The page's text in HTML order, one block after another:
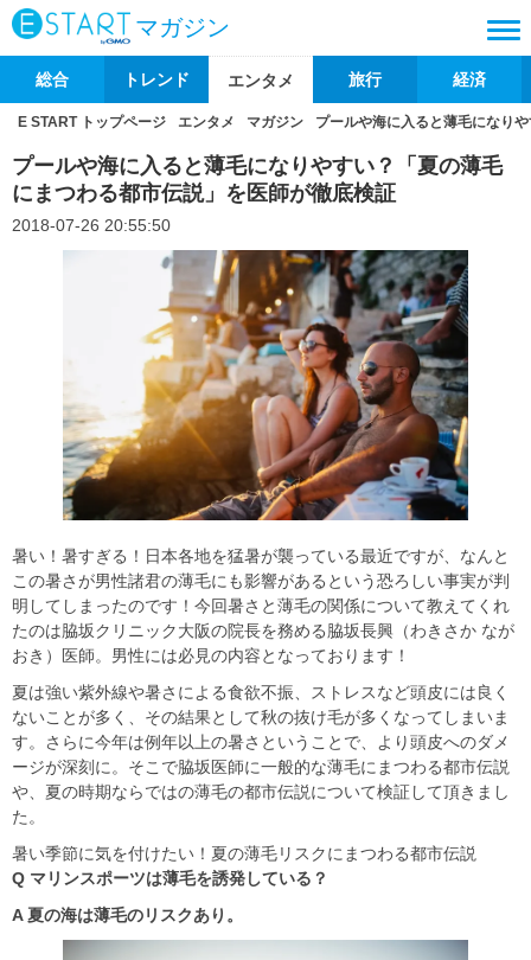
マガジン
総合 トレンド エンタメ 旅行 経済
E START トップページ エンタメ マガジン プールや海に入ると薄毛になり
プールや海に入ると薄毛になりやすい？「夏の薄毛
にまつわる都市伝説」を医師が徹底検証
2018-07-26 20:55:50
暑い！暑すぎる！日本各地を猛暑が襲っている最近ですが、なんと
この暑さが男性諸君の薄毛にも影響があるという恐ろしい事実が判
明してしまったのです！今回暑さと薄毛の関係について教えてくれ
たのは脇坂クリニック大阪の院長を務める脇坂長興（わきさか なが
おき）医師。男性には必見の内容となっております！
夏は強い紫外線や暑さによる食欲不振、ストレスなど頭皮には良く
ないことが多く、その結果として秋の抜け毛が多くなってしまいま
す。さらに今年は例年以上の暑さということで、より頭皮へのダメ
ージが深刻に。そこで脇坂医師に一般的な薄毛にまつわる都市伝説
や、夏の時期ならではの薄毛の都市伝説について検証して頂きまし
た。
暑い季節に気を付けたい！夏の薄毛リスクにまつわる都市伝説
Q マリンスポーツは薄毛を誘発している？
A 夏の海は薄毛のリスクあり。